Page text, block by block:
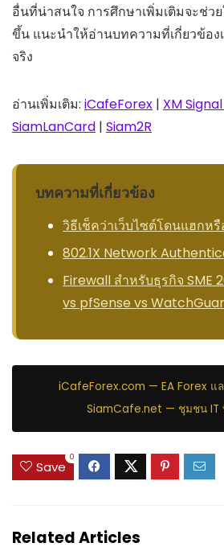
อื่นที่น่าสนใจ การศึกษาเพิ่มเติมจะช่ว
ขึ้น แนะนำให้อ่านบทความที่เกี่ยวข้อง
จริง
อ่านเพิ่มเติม: iCafeForex | XM
SiamLanCard | Siam2R
บทความที่เกี่ยวข้อง
วิธีเช็คว่าเว็บไซต์โดนแฮกหรื
802.1X Network
Firewall สำหรับธุรกิจ SME
vs pfSense vs
iCafeForex.com — EA Forex แล
SiamCafe.net — ชุมชน IT
Save
0
Related Articles